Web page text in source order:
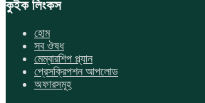
কুইক লিংকস
হোম
সব ঔষধ
মেম্বারশিপ প্ল্যান
প্রেসক্রিপশন আপলোড
অফারসমূহ